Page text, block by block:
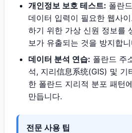
개인정보 보호 테스트: 폴란
데이터 입력이 필요한 웹사
하기 위한 가상 신원 정보를
보가 유출되는 것을 방지합
데이터 분석 연습: 폴란드 주
석, 지리信息系统(GIS) 및 기
한 폴란드 지리적 분포 패턴
만듭니다.
전문 사용 팁